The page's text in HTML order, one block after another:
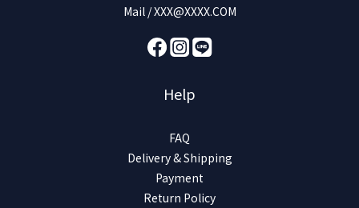
Mail / XXX@XXXX.COM
Help
FAQ
Delivery & Shipping
Payment
Return Policy